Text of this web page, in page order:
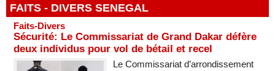
FAITS - DIVERS SENEGAL
Faits-Divers
Sécurité: Le Commissariat de Grand Dakar défère
deux individus pour vol de bétail et recel
Le Commissariat d’arrondissement